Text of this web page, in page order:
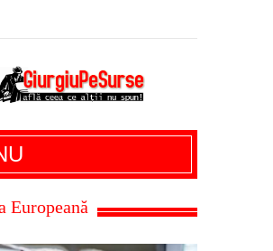
Pe Surse – actualitate giurgiu,
giurgiu, stiri politice, social
editoriale giurgiu, dezvaluiri,
Europeană